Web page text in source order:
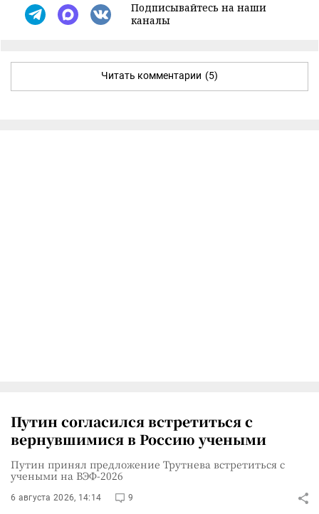
Подписывайтесь на наши
каналы
Читать комментарии (5)
Путин согласился встретиться с
вернувшимися в Россию учеными
Путин принял предложение Трутнева встретиться с
учеными на ВЭФ-2026
6 августа 2026, 14:14 9